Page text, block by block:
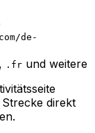
de-
, .fr und weitere
direkt